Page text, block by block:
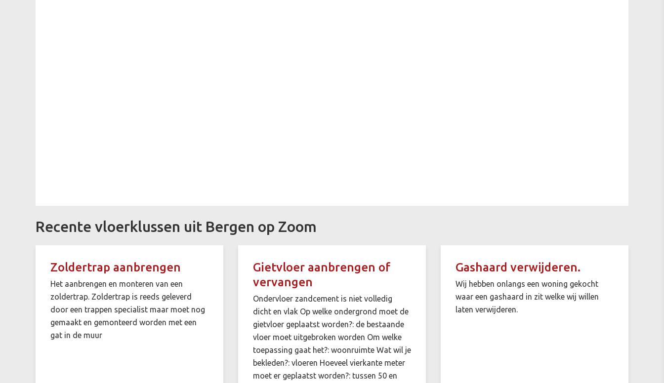
Recente vloerklussen uit Bergen op Zoom
Zoldertrap aanbrengen
Het aanbrengen en monteren van een
zoldertrap. Zoldertrap is reeds geleverd
door een trappen specialist maar moet nog
gemaakt en gemonteerd worden met een
gat in de muur
Gietvloer aanbrengen of
vervangen
Ondervloer zandcement is niet volledig
dicht en vlak Op welke ondergrond moet de
gietvloer geplaatst worden?: de bestaande
vloer moet uitgebroken worden Om welke
toepassing gaat het?: woonruimte Wat wil je
bekleden?: vloeren Hoeveel vierkante meter
moet er geplaatst worden?: tussen 50 en
Gashaard verwijderen.
Wij hebben onlangs een woning gekocht
waar een gashaard in zit welke wij willen
laten verwijderen.